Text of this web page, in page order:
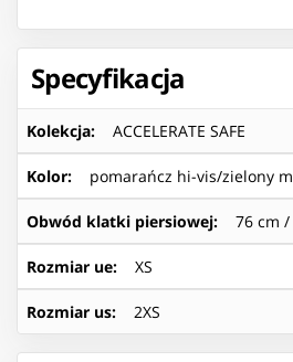
Specyfikacja
Kolekcja: ACCELERATE SAFE
Kolor: pomarańcz hi-vis/zielony
Obwód klatki piersiowej: 76 cm
Rozmiar ue: XS
Rozmiar us: 2XS